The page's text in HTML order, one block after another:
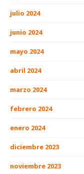
julio 2024
junio 2024
mayo 2024
abril 2024
marzo 2024
febrero 2024
enero 2024
diciembre 2023
noviembre 2023